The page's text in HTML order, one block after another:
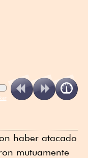
haber atacado
mutuamente